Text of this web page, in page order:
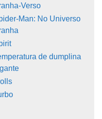
Verso
Man: No Universo
de dumplina